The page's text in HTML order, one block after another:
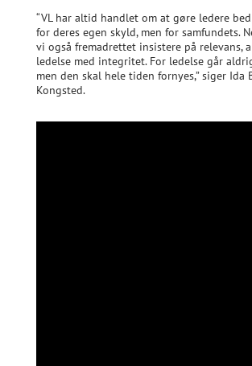
“VL har altid handlet om at gøre ledere
for deres egen skyld, men for samfundets.
vi også fremadrettet insistere på relevans,
ledelse med integritet. For ledelse går
men den skal hele tiden fornyes,” siger Ida
Kongsted.